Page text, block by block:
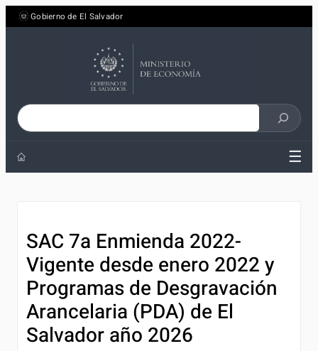
Saltar
al
Gobierno de El Salvador
Buscar
el
sitio
☰
SAC 7a Enmienda 2022-
Vigente desde enero 2022 y
Programas de Desgravación
Arancelaria (PDA) de El
Salvador año 2026